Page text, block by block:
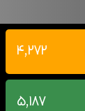
4,272
5,187